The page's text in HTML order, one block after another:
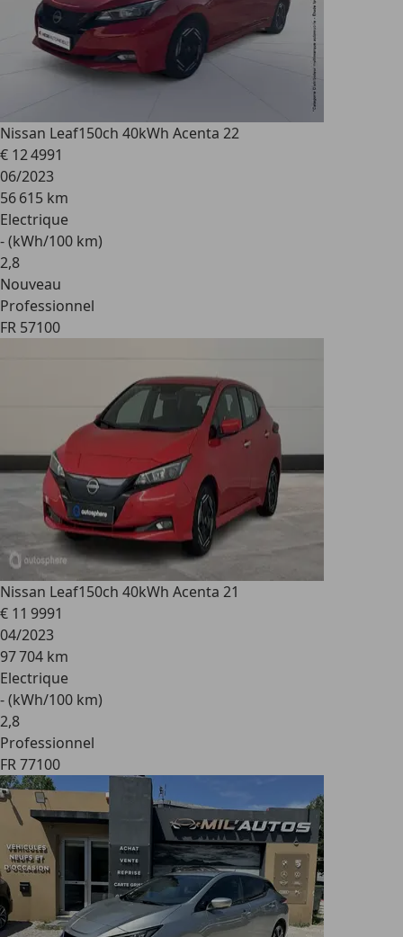
Nissan Leaf150ch 40kWh Acenta 22
€ 12 4991
06/2023
56 615 km
Electrique
- (kWh/100 km)
2,8
Nouveau
Professionnel
FR 57100
Nissan Leaf150ch 40kWh Acenta 21
€ 11 9991
04/2023
97 704 km
Electrique
- (kWh/100 km)
2,8
Professionnel
FR 77100